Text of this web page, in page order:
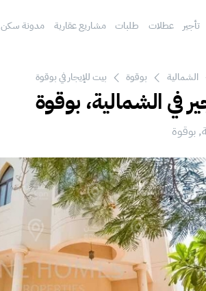
تأجير عطلات طلبات مشاريع عقارية مدونة سكن
الشمالية بوقوة بيت للإيجار في بوقوة
في الشمالية، بوقوة
بوقوة